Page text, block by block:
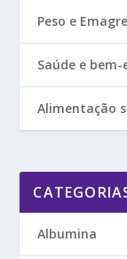
Peso e
Saúde e
Alimentação
Albumina